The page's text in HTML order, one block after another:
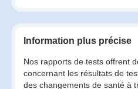
Information plus précise
Nos rapports de tests offrent
concernant les résultats de
des changements de santé à